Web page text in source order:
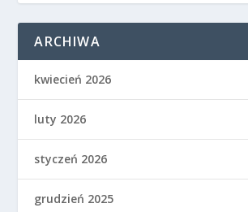
ARCHIWA
kwiecień 2026
luty 2026
styczeń 2026
grudzień 2025